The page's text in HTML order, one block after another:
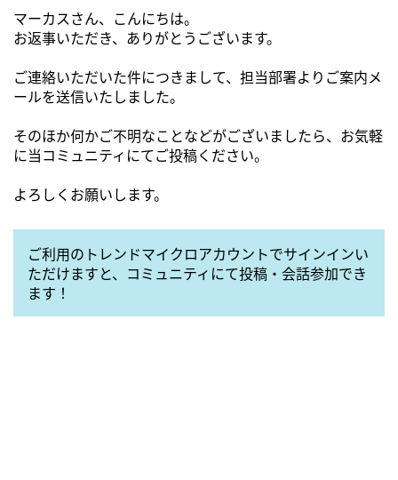
マーカスさん、こんにちは。
お返事いただき、ありがとうございます。
ご連絡いただいた件につきまして、担当部署よりご案内メ
ールを送信いたしました。
そのほか何かご不明なことなどがございましたら、お気軽
に当コミュニティにてご投稿ください。
よろしくお願いします。
ご利用のトレンドマイクロアカウントでサインインい
ただけますと、コミュニティにて投稿・会話参加でき
ます！